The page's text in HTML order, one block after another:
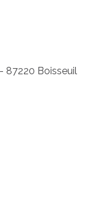
87220 Boisseuil